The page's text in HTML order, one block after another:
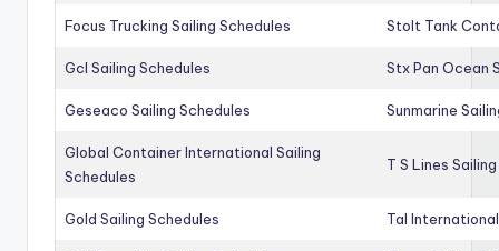
Focus Trucking Sailing Schedules Stolt Tank
Gcl Sailing Schedules Stx Pan Ocean
Geseaco Sailing Schedules Sunmarine
Global Container International Sailing
Schedules
T S Lines
Gold Sailing Schedules Tal